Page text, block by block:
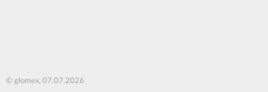
© glomex, 07.07.2026